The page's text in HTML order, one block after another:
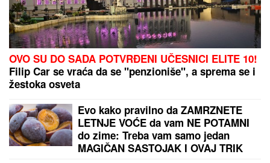
NAŠA PEVAČICA SE SRELA SA MILANOM
STANKOVIĆEM Otkrila detalje o pevaču koje javnost
pričaju (VIDEO)